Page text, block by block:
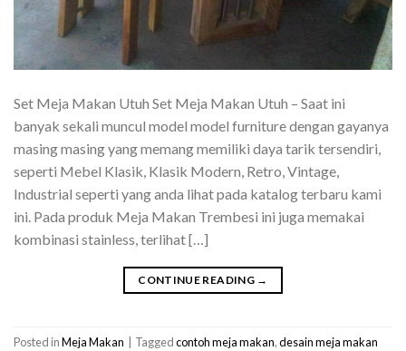
Set Meja Makan Utuh Set Meja Makan Utuh – Saat ini
banyak sekali muncul model model furniture dengan gayanya
masing masing yang memang memiliki daya tarik tersendiri,
seperti Mebel Klasik, Klasik Modern, Retro, Vintage,
Industrial seperti yang anda lihat pada katalog terbaru kami
ini. Pada produk Meja Makan Trembesi ini juga memakai
kombinasi stainless, terlihat […]
CONTINUE READING →
Posted inMeja Makan Taggedcontoh meja makan,desain meja makan